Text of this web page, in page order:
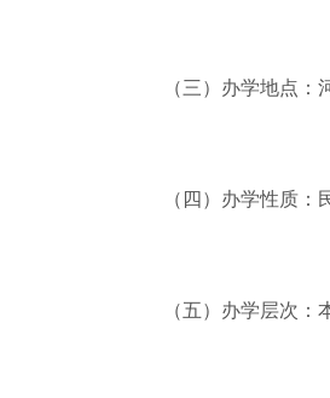
（三）办学地点：
（四）办学性质：
（五）办学层次：